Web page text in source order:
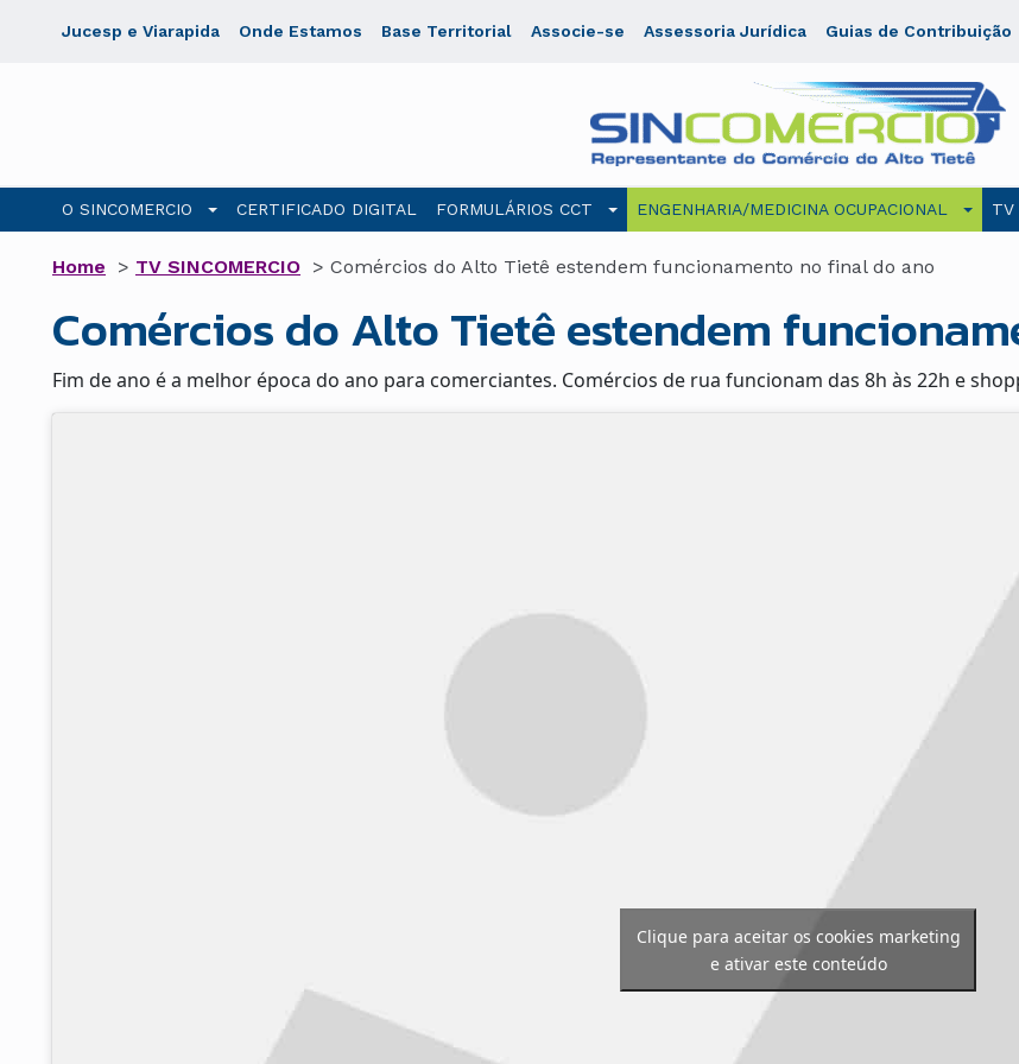
Jucesp e Viarapida Onde Estamos Base Territorial Associe-se Assessoria Jurídica Guias de Contribuição
O SINCOMERCIO CERTIFICADO DIGITAL FORMULÁRIOS CCT ENGENHARIA/MEDICINA OCUPACIONAL TV
Home > TV SINCOMERCIO > Comércios do Alto Tietê estendem funcionamento no final do ano
Comércios do Alto Tietê estendem
Fim de ano é a melhor época do ano para comerciantes. Comércios de rua funcionam das 8h às 22h e
Clique para aceitar os cookies marketing
e ativar este conteúdo